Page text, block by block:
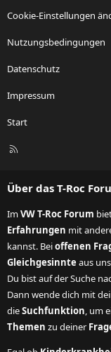
Cookie-Einstellungen
Nutzungsbedingungen
Datenschutz
Impressum
Start
R
Über das T-Roc
ImVW T-Roc Forum
Erfahrungen mit
kannst. Beioffenen
Gleichgesinnte aus
Du bist auf der Suche
Dann wende dich mit
dieSuchfunktion, um
Themen zu deiner